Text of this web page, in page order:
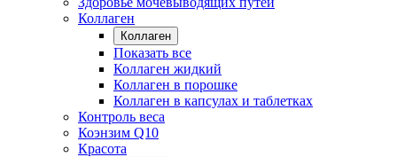
Коллаген
Коллаген
Показать все
Коллаген жидкий
Коллаген в порошке
Коллаген в капсулах и таблетках
Контроль веса
Коэнзим Q10
Красота